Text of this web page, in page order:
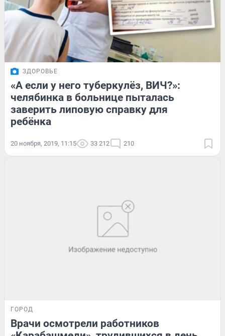
ЗДОРОВЬЕ
«А если у него туберкулёз, ВИЧ?»:
челябинка в больнице пыталась
заверить липовую справку для
ребёнка
20 ноября, 2019, 11:15 33 212 210
ГОРОД
Врачи осмотрели работников